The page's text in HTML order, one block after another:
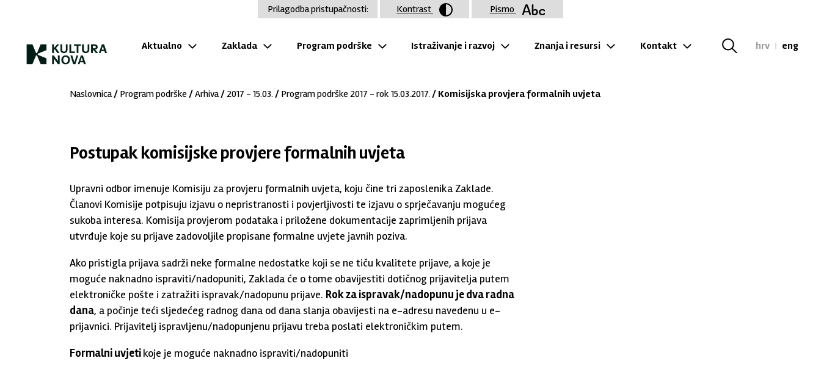
Aktualno Zaklada Program podrške Istraživanje i razvoj Znanja i resursi Kontakt hrv | eng
Naslovnica/ Program podrške /Arhiva/2017 - 15.03. / Program podrške 2017 - rok 15.03.2017. / Komisijska provjera formalnih uvjeta
Postupak komisijske provjere formalnih uvjeta
Upravni odbor imenuje Komisiju za provjeru formalnih uvjeta, koju čine tri zaposlenika Zaklade.
Članovi Komisije potpisuju izjavu o nepristranosti i povjerljivosti te izjavu o sprječavanju mogućeg
sukoba interesa. Komisija provjerom podataka i priložene dokumentacije zaprimljenih prijava
utvrđuje koje su prijave zadovoljile propisane formalne uvjete javnih poziva.
Ako pristigla prijava sadrži neke formalne nedostatke koji se ne tiču kvalitete prijave, a koje je
moguće naknadno ispraviti/nadopuniti, Zaklada će o tome obavijestiti dotičnog prijavitelja putem
elektroničke pošte i zatražiti ispravak/nadopunu prijave. Rok za ispravak/nadopunu je dva radna
dana, a počinje teći sljedećeg radnog dana od dana slanja obavijesti na e-adresu navedenu u e-
prijavnici. Prijavitelj ispravljenu/nadopunjenu prijavu treba poslati elektroničkim putem.
Formalni uvjetikoje je moguće naknadno ispraviti/nadopuniti
Prilagodba pristupačnosti: Kontrast Pismo